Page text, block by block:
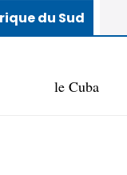
du Sud
le Cuba